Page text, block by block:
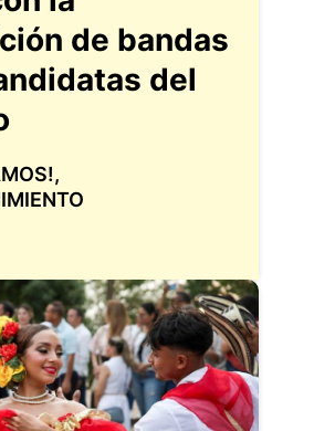
de bandas
del
,